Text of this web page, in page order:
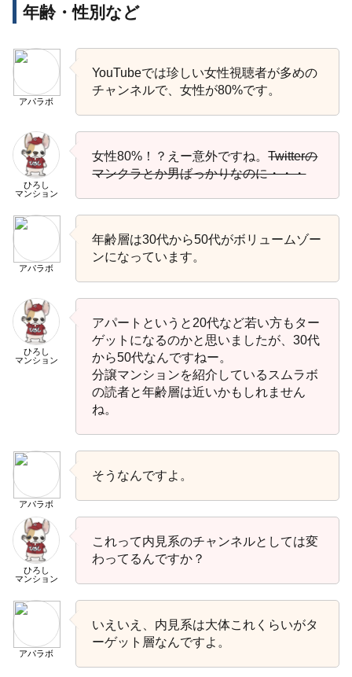
年齢・性別など
アパラボ
YouTubeでは珍しい女性視聴者が多めの
チャンネルで、女性が80%です。
ひろし
マンション
女性80%！？えー意外ですね。Twitterの
マンクラとか男ばっかりなのに・・・
アパラボ
年齢層は30代から50代がボリュームゾー
ンになっています。
ひろし
マンション
アパートというと20代など若い方もター
ゲットになるのかと思いましたが、30代
から50代なんですねー。
分譲マンションを紹介しているスムラボ
の読者と年齢層は近いかもしれません
ね。
アパラボ
そうなんですよ。
ひろし
マンション
これって内見系のチャンネルとしては変
わってるんですか？
アパラボ
いえいえ、内見系は大体これくらいがタ
ーゲット層なんですよ。